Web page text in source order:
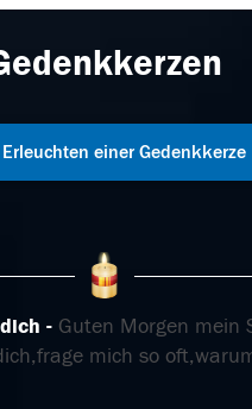
Erleuchten einer Gedenkkerze
Guten Morgen mein
mich so